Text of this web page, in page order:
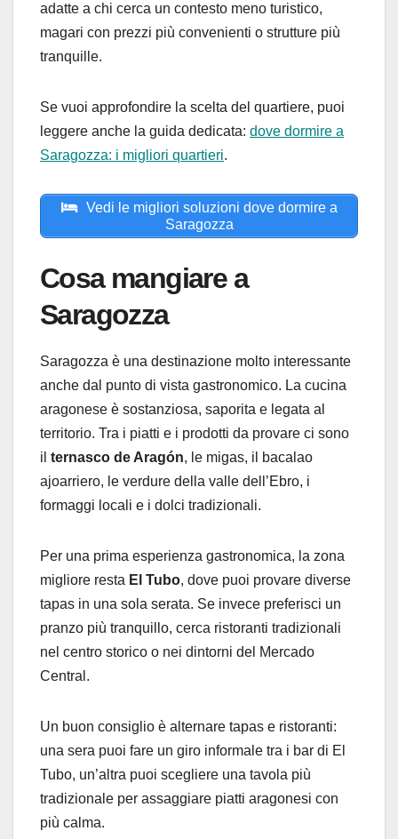
adatte a chi cerca un contesto meno turistico,
magari con prezzi più convenienti o strutture più
tranquille.
Se vuoi approfondire la scelta del quartiere, puoi
leggere anche la guida dedicata: dove dormire a
Saragozza: i migliori quartieri.
Vedi le migliori soluzioni dove dormire a
Saragozza
Cosa mangiare a
Saragozza
Saragozza è una destinazione molto interessante
anche dal punto di vista gastronomico. La cucina
aragonese è sostanziosa, saporita e legata al
territorio. Tra i piatti e i prodotti da provare ci sono
il ternasco de Aragón, le migas, il bacalao
ajoarriero, le verdure della valle dell’Ebro, i
formaggi locali e i dolci tradizionali.
Per una prima esperienza gastronomica, la zona
migliore resta El Tubo, dove puoi provare diverse
tapas in una sola serata. Se invece preferisci un
pranzo più tranquillo, cerca ristoranti tradizionali
nel centro storico o nei dintorni del Mercado
Central.
Un buon consiglio è alternare tapas e ristoranti:
una sera puoi fare un giro informale tra i bar di El
Tubo, un’altra puoi scegliere una tavola più
tradizionale per assaggiare piatti aragonesi con
più calma.